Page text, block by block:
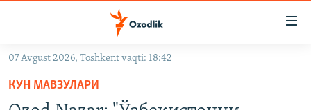
Асосий
навигацияга
OZODVIDEO
07 Avgust 2026, Toshkent vaqti: 18:42
КУН МАВЗУЛАРИ